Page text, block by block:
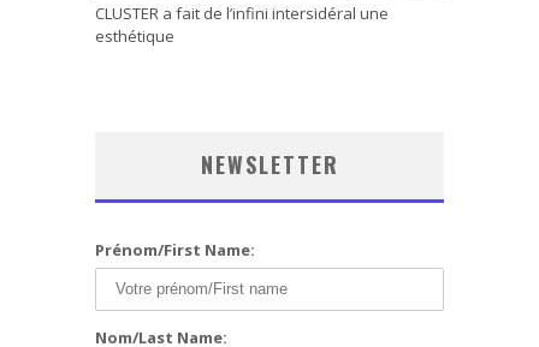
CLUSTER a fait de l’infini intersidéral une
esthétique
NEWSLETTER
Prénom/First Name:
Nom/Last Name: